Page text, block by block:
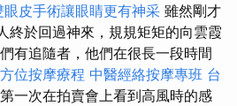
眼皮手術讓眼睛更有神采 雖然剛才
終於回過神來，規規矩矩的向雲霞
有追隨者，他們在很長一段時間
位按摩療程 中醫經絡按摩專班 台
一次在拍賣會上看到高風時的感